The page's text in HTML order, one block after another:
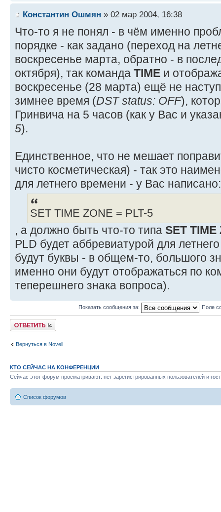
Константин Ошмян » 02 мар 2004, 16:38
Что-то я не понял - в чём именно
порядке - как задано (переход на
воскресенье марта, обратно - в
октября), так команда TIME и
воскресенье (28 марта) ещё не
зимнее время (DST status: OFF),
Гринвича на 5 часов (как у Вас и
5).
Единственное, что не мешает
чисто косметическая) - так это
для летнего времени - у Вас написано:
SET TIME ZONE = PLT-5
, а должно быть что-то типа SET TIME
PLD будет аббревиатурой для
будут буквы - в общем-то, большого
именно они будут отображаться по
теперешнего знака вопроса).
Показать сообщения за: Поле
Ответить
Вернуться в Novell
КТО СЕЙЧАС НА КОНФЕРЕНЦИИ
Сейчас этот форум просматривают: нет зарегистрированных пользователей и
Список форумов